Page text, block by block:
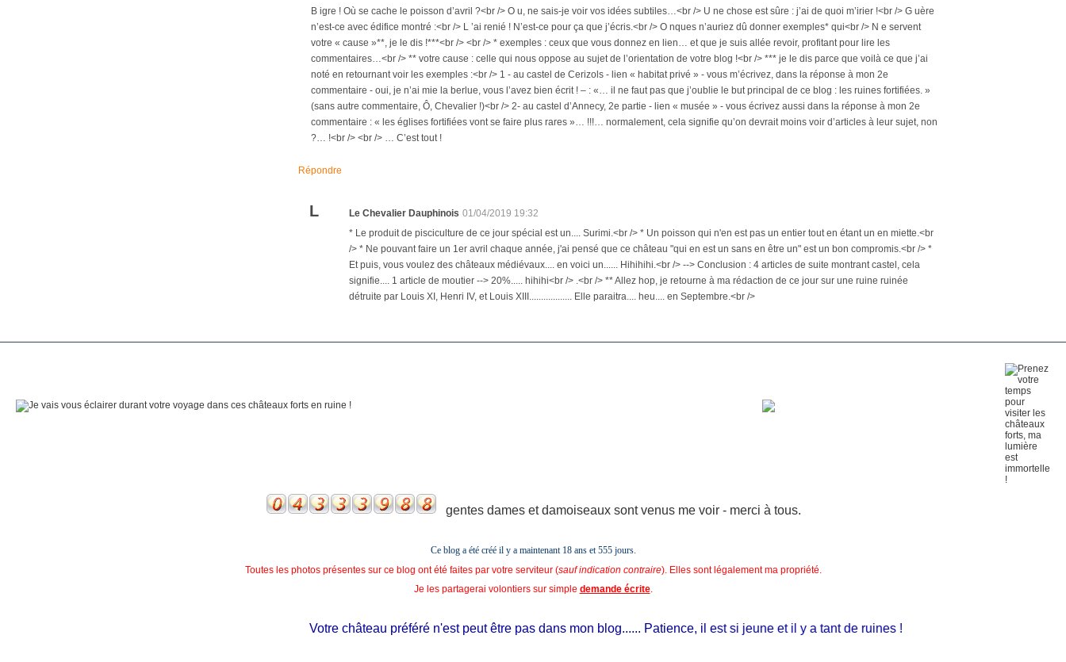
B igre ! Où se cache le poisson d’avril ?<br /> O u, ne sais-je voir vos idées subtiles…<br /> U ne chose est sûre : j’ai de quoi m’irier !<br /> G uère
n’est-ce avec édifice montré :<br /> L ’ai renié ! N’est-ce pour ça que j’écris.<br /> O nques n’auriez dû donner exemples* qui<br /> N e servent
votre « cause »**, je le dis !***<br /> <br /> * exemples : ceux que vous donnez en lien… et que je suis allée revoir, profitant pour lire les
commentaires…<br /> ** votre cause : celle qui nous oppose au sujet de l’orientation de votre blog !<br /> *** je le dis parce que voilà ce que j’ai
noté en retournant voir les exemples :<br /> 1 - au castel de Cerizols - lien « habitat privé » - vous m’écrivez, dans la réponse à mon 2e
commentaire - oui, je n’ai mie la berlue, vous l’avez bien écrit ! – : «… il ne faut pas que j’oublie le but principal de ce blog : les ruines fortifiées. »
(sans autre commentaire, Ô, Chevalier !)<br /> 2- au castel d’Annecy, 2e partie - lien « musée » - vous écrivez aussi dans la réponse à mon 2e
commentaire : « les églises fortifiées vont se faire plus rares »… !!!… normalement, cela signifie qu’on devrait moins voir d’articles à leur sujet, non
?… !<br /> <br /> … C’est tout !
Répondre
L Le Chevalier Dauphinois 01/04/2019 19:32
* Le produit de pisciculture de ce jour spécial est un.... Surimi.<br /> * Un poisson qui n'en est pas un entier tout en étant un en miette.<br
/> * Ne pouvant faire un 1er avril chaque année, j'ai pensé que ce château "qui en est un sans en être un" est un bon compromis.<br /> *
Et puis, vous voulez des châteaux médiévaux.... en voici un...... Hihihihi.<br /> --> Conclusion : 4 articles de suite montrant castel, cela
signifie.... 1 article de moutier --> 20%..... hihihi<br /> .<br /> ** Allez hop, je retourne à ma rédaction de ce jour sur une ruine ruinée
détruite par Louis XI, Henri IV, et Louis XIII.................. Elle paraitra.... heu.... en Septembre.<br />
gentes dames et damoiseaux sont venus me voir - merci à tous.
Ce blog a été créé il y a maintenant 18 ans et555 jours.
Toutes les photos présentes sur ce blog ont été faites par votre serviteur (sauf indication contraire). Elles sont légalement ma propriété.
Je les partagerai volontiers sur simple demande écrite.
Votre château préféré n'est peut être pas dans mon blog...... Patience, il est si jeune et il y a tant de ruines !